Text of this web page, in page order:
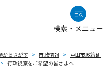
検索・メニュー
からさがす > 市政情報 > 戸田市政策研
> 行政視察をご希望の皆さまへ